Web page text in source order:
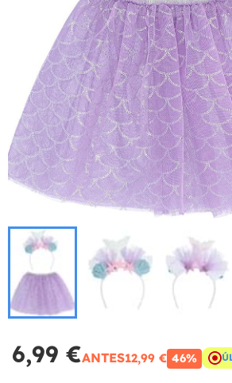
6,99 €ANTES12,99 € 46%